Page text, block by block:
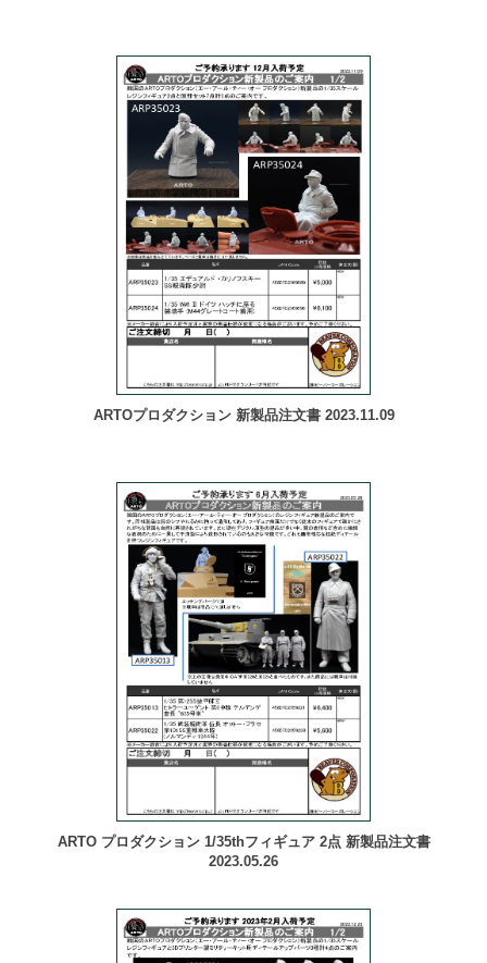
ARTOプロダクション 新製品注文書 2023.11.09
ARTO プロダクション 1/35thフィギュア 2点 新製品注文書
2023.05.26